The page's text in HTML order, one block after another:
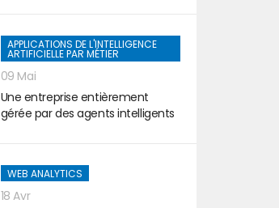
APPLICATIONS DE L'INTELLIGENCE
ARTIFICIELLE PAR MÉTIER
09 Mai
Une entreprise entièrement
gérée par des agents intelligents
WEB ANALYTICS
18 Avr